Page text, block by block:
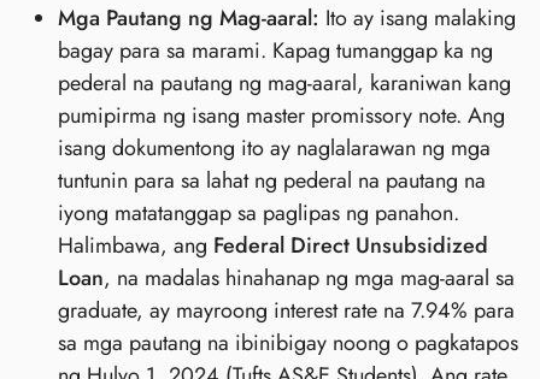
Mga Pautang ng Mag-aaral: Ito ay isang malaking
bagay para sa marami. Kapag tumanggap ka ng
pederal na pautang ng mag-aaral, karaniwan kang
pumipirma ng isang master promissory note. Ang
isang dokumentong ito ay naglalarawan ng mga
tuntunin para sa lahat ng pederal na pautang na
iyong matatanggap sa paglipas ng panahon.
Halimbawa, ang Federal Direct Unsubsidized
Loan, na madalas hinahanap ng mga mag-aaral sa
graduate, ay mayroong interest rate na 7.94% para
sa mga pautang na ibinibigay noong o pagkatapos